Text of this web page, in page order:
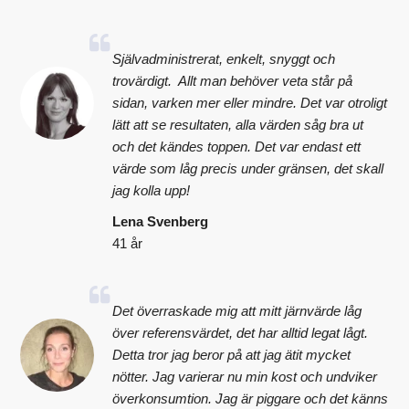
Självadministrerat, enkelt, snyggt och
trovärdigt. Allt man behöver veta står på
sidan, varken mer eller mindre. Det var otroligt
lätt att se resultaten, alla värden såg bra ut
och det kändes toppen. Det var endast ett
värde som låg precis under gränsen, det skall
jag kolla upp!
Lena Svenberg
41 år
Det överraskade mig att mitt järnvärde låg
över referensvärdet, det har alltid legat lågt.
Detta tror jag beror på att jag ätit mycket
nötter. Jag varierar nu min kost och undviker
överkonsumtion. Jag är piggare och det känns